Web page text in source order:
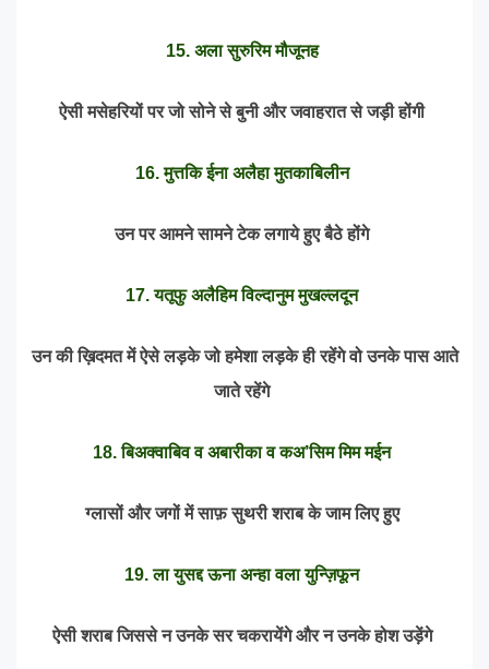
15. अला सुरुरिम मौजूनह
ऐसी मसेहरियों पर जो सोने से बुनी और जवाहरात से जड़ी होंगी
16. मुत्तकि ईना अलैहा मुतकाबिलीन
उन पर आमने सामने टेक लगाये हुए बैठे होंगे
17. यतूफु अलैहिम विल्दानुम मुखल्लदून
उन की ख़िदमत में ऐसे लड़के जो हमेशा लड़के ही रहेंगे वो उनके पास आते
जाते रहेंगे
18. बिअक्वाबिव व अबारीका व कअ’सिम मिम मईन
ग्लासों और जगों में साफ़ सुथरी शराब के जाम लिए हुए
19. ला युसद्द ऊना अन्हा वला युन्ज़िफून
ऐसी शराब जिससे न उनके सर चकरायेंगे और न उनके होश उड़ेंगे